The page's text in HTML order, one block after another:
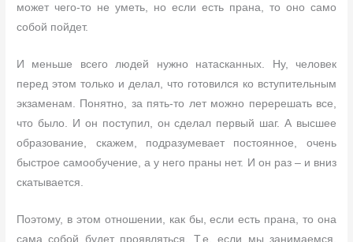
может чего-то не уметь, но если есть прана, то оно само
собой пойдет.
И меньше всего людей нужно натасканных. Ну, человек
перед этом только и делал, что готовился ко вступительным
экзаменам. Понятно, за пять-то лет можно перерешать все,
что было. И он поступил, он сделал первый шаг. А высшее
образование, скажем, подразумевает постоянное, очень
быстрое самообучение, а у него праны нет. И он раз – и вниз
скатывается.
Поэтому, в этом отношении, как бы, если есть прана, то она
сама собой будет проявляться. Т.е. если мы занимаемся,